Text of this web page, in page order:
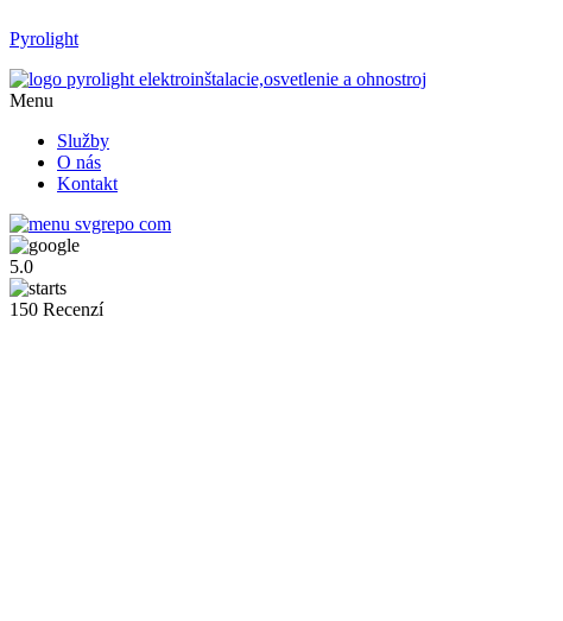
Pyrolight
Menu
Služby
O nás
Kontakt
5.0
150 Recenzí